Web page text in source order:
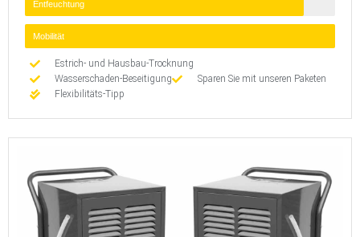
Entfeuchtung
Mobilität
Estrich- und Hausbau-Trocknung
Wasserschaden-Beseitigung
Sparen Sie mit unseren Paketen
Flexibilitäts-Tipp